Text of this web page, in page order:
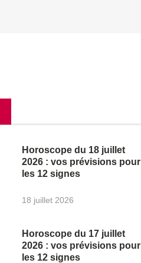
Horoscope du 18 juillet
2026 : vos prévisions pour
les 12 signes
18 juillet 2026
Horoscope du 17 juillet
2026 : vos prévisions pour
les 12 signes